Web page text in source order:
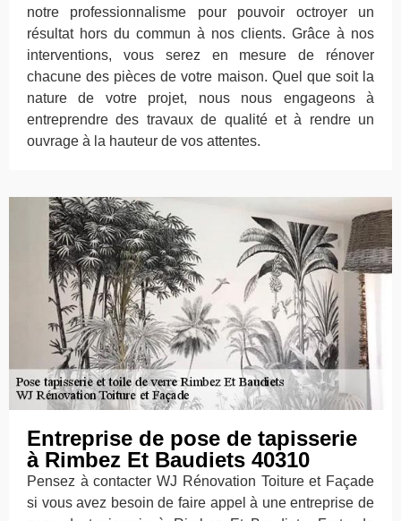
notre professionnalisme pour pouvoir octroyer un
résultat hors du commun à nos clients. Grâce à nos
interventions, vous serez en mesure de rénover
chacune des pièces de votre maison. Quel que soit la
nature de votre projet, nous nous engageons à
entreprendre des travaux de qualité et à rendre un
ouvrage à la hauteur de vos attentes.
Entreprise de pose de tapisserie
à Rimbez Et Baudiets 40310
Pensez à contacter WJ Rénovation Toiture et Façade
si vous avez besoin de faire appel à une entreprise de